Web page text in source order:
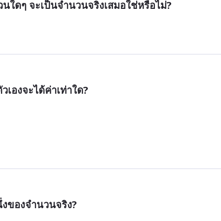
ดๆ จะเป็นจำนวนจริงเสมอใช่หรือไม่?
องจะได้ค่าเท่าใด?
ของจำนวนจริง?